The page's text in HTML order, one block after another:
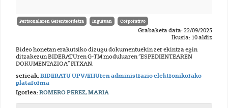
Pertsonalaren Gerenteordetza Inguruan Corporativo
Grabaketa data: 22/09/2025
Ikusia: 10 aldiz
Bideo honetan erakutsiko dizugu dokumentuekin zer ekintza egin
ditzakezun BIDERATUren G-TM moduluaren “ESPEDIENTEAREN
DOKUMENTAZIOA” FITXAN.
serieak:BIDERATU UPV/EHUren administrazio elektronikorako
plataforma
Igorlea:ROMERO PEREZ, MARIA